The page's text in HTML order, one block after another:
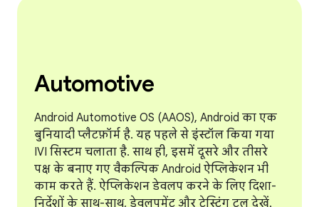
Automotive
Android Automotive OS (AAOS), Android का एक
बुनियादी प्लैटफ़ॉर्म है. यह पहले से इंस्टॉल किया गया
IVI सिस्टम चलाता है. साथ ही, इसमें दूसरे और तीसरे
पक्ष के बनाए गए वैकल्पिक Android ऐप्लिकेशन भी
काम करते हैं. ऐप्लिकेशन डेवलप करने के लिए दिशा-
निर्देशों के साथ-साथ, डेवलपमेंट और टेस्टिंग टूल देखें.